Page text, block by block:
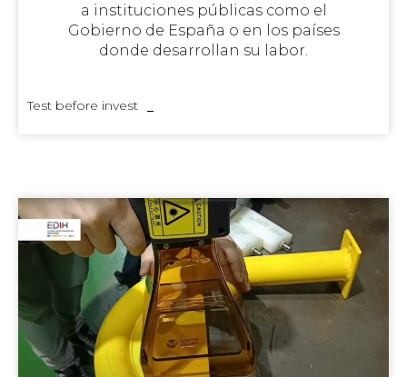
a instituciones públicas como el
Gobierno de España o en los países
donde desarrollan su labor.
Test before invest